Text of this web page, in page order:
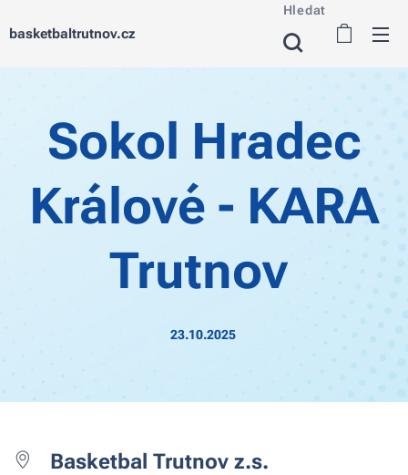
basketbaltrutnov.cz
Hledat
Sokol Hradec
Králové - KARA
Trutnov
23.10.2025
Basketbal Trutnov z.s.